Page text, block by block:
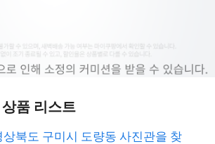
품 리스트
상북도 구미시 도량동 사진관을 찾